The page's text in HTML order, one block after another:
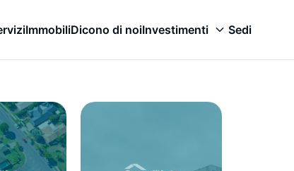
ImmobiliDicono di noiInvestimenti Sedi